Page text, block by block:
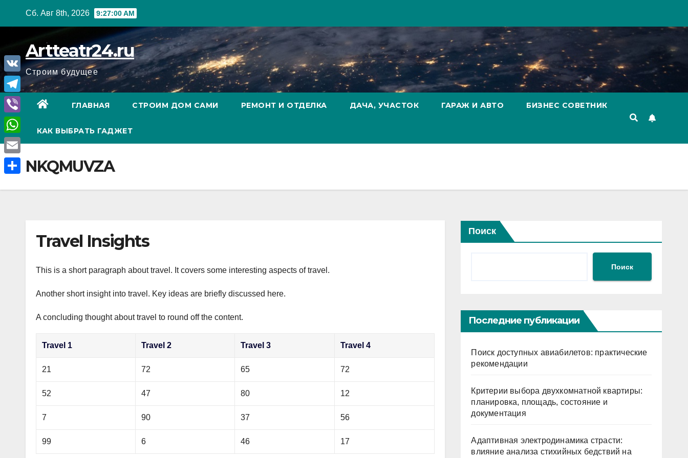
Сб. Авг 8th, 2026 9:27:01 AM
Artteatr24.ru
Строим будущее
ГЛАВНАЯ СТРОИМ ДОМ САМИ РЕМОНТ И ОТДЕЛКА ДАЧА, УЧАСТОК ГАРАЖ И АВТО БИЗНЕС СОВЕТНИК
КАК ВЫБРАТЬ ГАДЖЕТ
NKQMUVZA
Travel Insights
This is a short paragraph about travel. It covers some interesting aspects of travel.
Another short insight into travel. Key ideas are briefly discussed here.
A concluding thought about travel to round off the content.
Travel 1 Travel 2 Travel 3 Travel 4
21 72 65 72
52 47 80 12
7 90 37 56
99 6 46 17
Поиск
Поиск
Последние публикации
Поиск доступных авиабилетов: практические
рекомендации
Критерии выбора двухкомнатной квартиры:
планировка, площадь, состояние и
документация
Адаптивная электродинамика страсти:
влияние анализа стихийных бедствий на
V
K
T
e
l
e
g
V
i
b
e
W
h
a
t
E